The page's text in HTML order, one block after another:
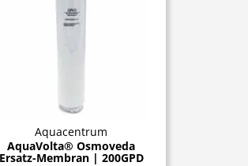
Aquacentrum
AquaVolta® Osmoveda
Ersatz-Membran | 200GPD